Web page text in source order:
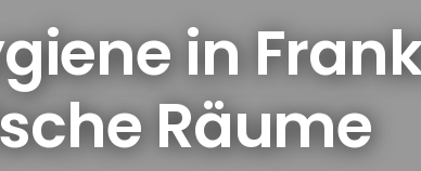
in
Räume